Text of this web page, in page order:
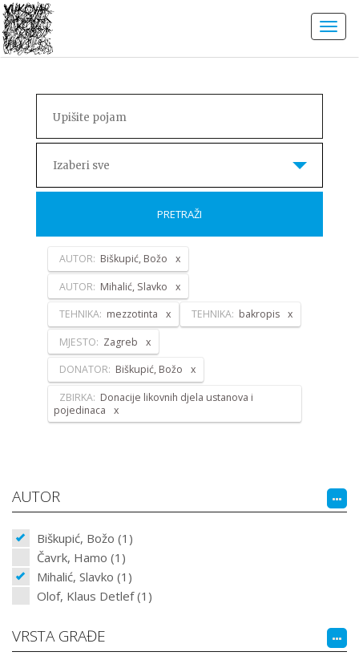
Izaberi sve
PRETRAŽI
AUTOR: Biškupić, Božo
AUTOR: Mihalić, Slavko
TEHNIKA: mezzotinta TEHNIKA: bakropis
MJESTO: Zagreb
DONATOR: Biškupić, Božo
ZBIRKA: Donacije likovnih djela ustanova i
pojedinaca
AUTOR
Biškupić, Božo (1)
Čavrk, Hamo (1)
Mihalić, Slavko (1)
Olof, Klaus Detlef (1)
VRSTA GRAĐE